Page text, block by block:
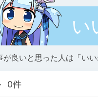
い
が良いと思った人は「いい
0件